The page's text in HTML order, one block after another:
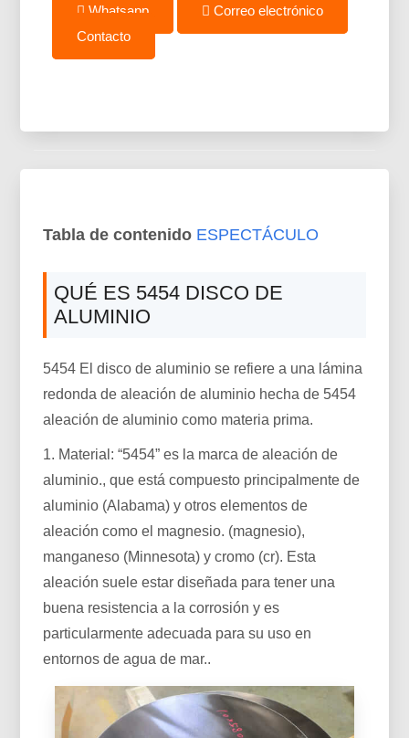
Whatsapp
Correo electrónico
Contacto
Tabla de contenido ESPECTÁCULO
QUÉ ES 5454 DISCO DE
ALUMINIO
5454 El disco de aluminio se refiere a una lámina
redonda de aleación de aluminio hecha de 5454
aleación de aluminio como materia prima.
1. Material: “5454” es la marca de aleación de
aluminio., que está compuesto principalmente de
aluminio (Alabama) y otros elementos de
aleación como el magnesio. (magnesio),
manganeso (Minnesota) y cromo (cr). Esta
aleación suele estar diseñada para tener una
buena resistencia a la corrosión y es
particularmente adecuada para su uso en
entornos de agua de mar..